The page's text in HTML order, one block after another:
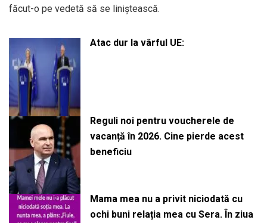
făcut-o pe vedetă să se liniștească.
Atac dur la vârful UE:
Reguli noi pentru voucherele de
vacanță în 2026. Cine pierde acest
beneficiu
Mama mea nu a privit niciodată cu
ochi buni relația mea cu Sera. În ziua